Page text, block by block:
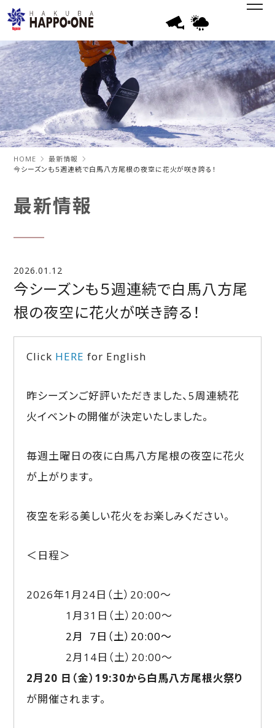
HOME
最新情報
今シーズンも５週連続で白馬八方尾根の夜空に花火が咲き誇る！
最新情報
2026.01.12
今シーズンも５週連続で白馬八方尾
根の夜空に花火が咲き誇る！
Click HERE for English
昨シーズンご好評いただきました、5周連続花
火イベントの開催が決定いたしました。
毎週土曜日の夜に白馬八方尾根の夜空に花火
が上がります。
夜空を彩る美しい花火をお楽しみください。
＜日程＞
2026年1月24日（土）20:00～
1月31日（土）20:00～
2月 7日（土）20:00～
2月14日（土）20:00～
2月20 日（金）19:30から白馬八方尾根火祭り
が開催されます。